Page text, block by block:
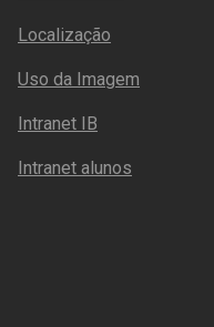
Localização
Uso da Imagem
Intranet IB
Intranet alunos